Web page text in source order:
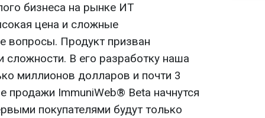
бизнеса на рынке ИТ
цена и сложные
вопросы. Продукт призван
сложности. В его разработку наша
миллионов долларов и почти 3
продажи ImmuniWeb® Beta начнутся
покупателями будут только